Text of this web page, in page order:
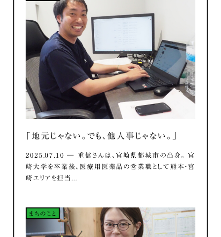
「地元じゃない。でも、他人事じゃない。」
2025.07.10 ― 重信さんは、宮崎県都城市の出身。 宮
崎大学を卒業後、医療用医薬品の営業職として熊本・宮
崎エリアを担当...
まちのこと